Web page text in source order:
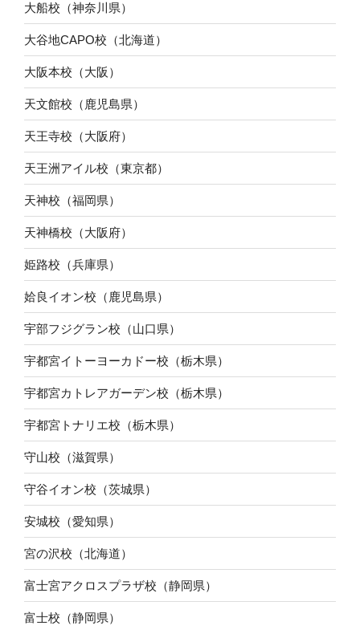
大船校（神奈川県）
大谷地CAPO校（北海道）
大阪本校（大阪）
天文館校（鹿児島県）
天王寺校（大阪府）
天王洲アイル校（東京都）
天神校（福岡県）
天神橋校（大阪府）
姫路校（兵庫県）
姶良イオン校（鹿児島県）
宇部フジグラン校（山口県）
宇都宮イトーヨーカドー校（栃木県）
宇都宮カトレアガーデン校（栃木県）
宇都宮トナリエ校（栃木県）
守山校（滋賀県）
守谷イオン校（茨城県）
安城校（愛知県）
宮の沢校（北海道）
富士宮アクロスプラザ校（静岡県）
富士校（静岡県）